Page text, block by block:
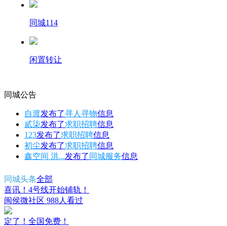
同城114
闲置转让
同城公告
自渡发布了寻人寻物信息
貳柒发布了求职招聘信息
123发布了求职招聘信息
初尘发布了求职招聘信息
鑫空间 洪...发布了 同城服务信息
同城头条全部
喜讯！4号线开始铺轨！
闽侯微社区 988人看过
定了！全国免费！